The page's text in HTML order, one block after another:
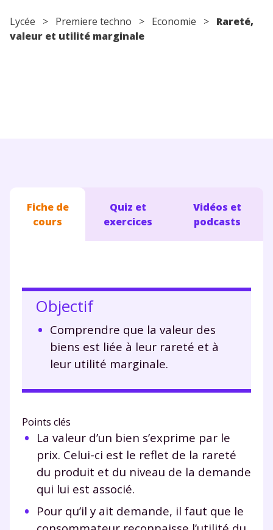
Lycée > Premiere techno > Economie > Rareté,
valeur et utilité marginale
Fiche de
cours
Quiz et
exercices
Vidéos et
podcasts
Objectif
Comprendre que la valeur des
biens est liée à leur rareté et à
leur utilité marginale.
Points clés
La valeur d’un bien s’exprime par le
prix. Celui-ci est le reflet de la rareté
du produit et du niveau de la demande
qui lui est associé.
Pour qu’il y ait demande, il faut que le